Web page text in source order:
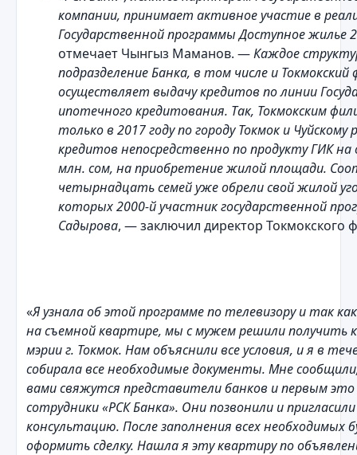
компании, принимает активное участие в
Государственной программы Доступное жилье
отмечает Чынгыз Маманов. —Каждое
подразделение Банка, в том числе и
осуществляет выдачу кредитов по линии
ипотечного кредитования. Так, Токмокским
только в 2017 году по городу Токмок и
кредитов непосредственно по продукту ГИК
млн. сом, на приобретение жилой площади.
четырнадцать семей уже обрели свой жилой
которых 2000-й участник государственной
Садырова, — заключил директор Токмокского
«Я узнала об этой программе по телевизору и так
на съемной квартире, мы с мужем решили получить
мэрии г. Токмок. Нам объяснили все условия, и я в
собирала все необходимые документы. Мне
вами свяжутся представители банков и первым это
сотрудники «РСК Банка». Они позвонили и
консультацию. После заполнения всех необходимых
оформить сделку. Нашла я эту квартиру по